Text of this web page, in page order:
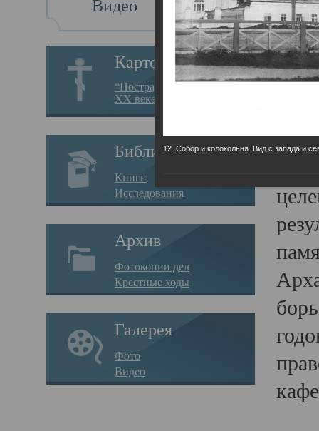
Видео
Картотека
“Пострадавшие за веру в
XX веке на Севере”
Библиотека
Книги
Исследования
Архив
Фотокопии дел
Крестные ходы
Галерея
Фото
Видео
12. Собор и колокольня. Вид с запада и